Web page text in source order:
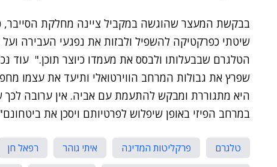
בבקשת המעצר שהוגשה במקביל ציינה מחלקת הסייבר,
שיטתי כפרקטיקה להשפיל ולבזות את נפגעי העבירה
הטלגרם שבבעלותו ולבסס את מעמדו כיוצר תוכן." עוד
שפרץ את גבולות המרחב הווירטואלי ותיעד את עצמו
היא מתגוררת ומבקש להתעמת עם אביה. אין ערובה לכך
במרחב הפיזי באופן שיפלוש לפרטיותם ויסכן את
טלגרם פרקליטות המדינה איתי גוהר רפאל חן